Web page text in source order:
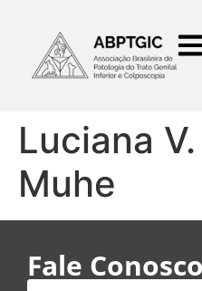
Luciana
Muhe
Fale Conosco